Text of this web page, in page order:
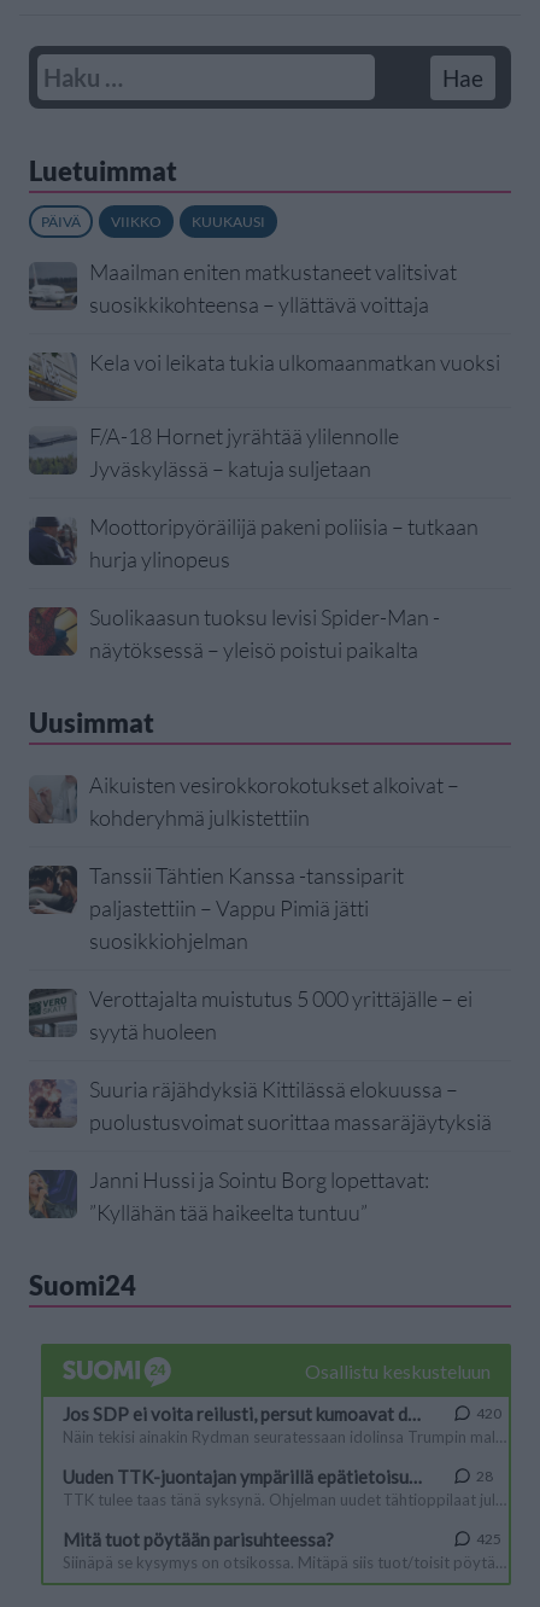
Luetuimmat
PÄIVÄ VIIKKO KUUKAUSI
Maailman eniten matkustaneet valitsivat
suosikkikohteensa – yllättävä voittaja
Kela voi leikata tukia ulkomaanmatkan vuoksi
F/A-18 Hornet jyrähtää ylilennolle
Jyväskylässä – katuja suljetaan
Moottoripyöräilijä pakeni poliisia – tutkaan
hurja ylinopeus
Suolikaasun tuoksu levisi Spider-Man -
näytöksessä – yleisö poistui paikalta
Uusimmat
Aikuisten vesirokkorokotukset alkoivat –
kohderyhmä julkistettiin
Tanssii Tähtien Kanssa -tanssiparit
paljastettiin – Vappu Pimiä jätti
suosikkiohjelman
Verottajalta muistutus 5 000 yrittäjälle – ei
syytä huoleen
Suuria räjähdyksiä Kittilässä elokuussa –
puolustusvoimat suorittaa massaräjäytyksiä
Janni Hussi ja Sointu Borg lopettavat:
”Kyllähän tää haikeelta tuntuu”
Suomi24